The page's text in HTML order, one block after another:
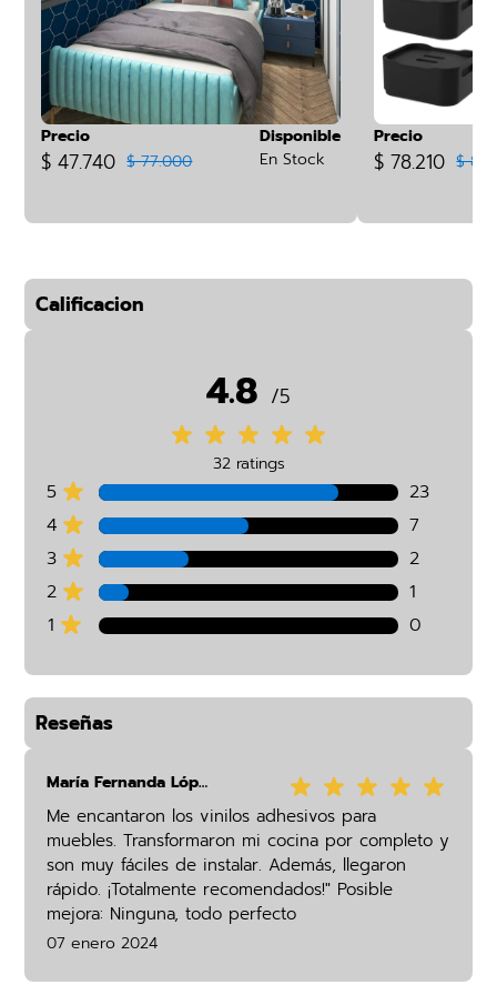
Precio
$ 47.740 $ 77.000
Disponible
En Stock
Precio
$ 78.210 $
Calificacion
4.8 /5
32 ratings
5
23
4
7
3
2
2
1
1
0
Reseñas
María Fernanda López
Me encantaron los vinilos adhesivos para
muebles. Transformaron mi cocina por completo y
son muy fáciles de instalar. Además, llegaron
rápido. ¡Totalmente recomendados!" Posible
mejora: Ninguna, todo perfecto
07 enero 2024